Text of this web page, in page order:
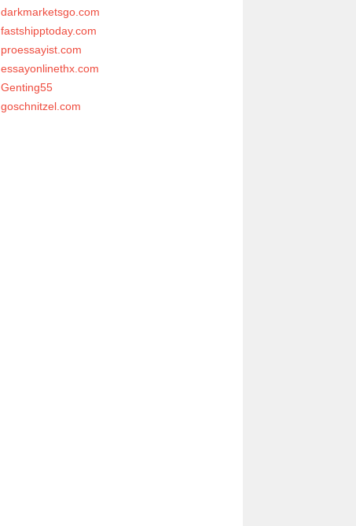
darkmarketsgo.com
fastshipptoday.com
proessayist.com
essayonlinethx.com
Genting55
goschnitzel.com